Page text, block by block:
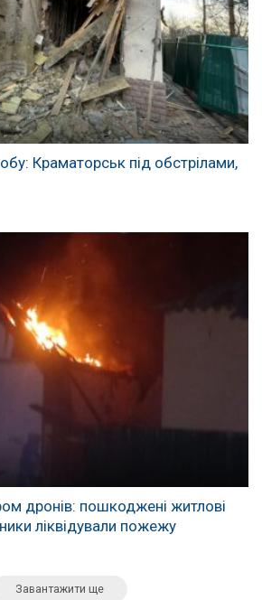
Краматорськ під обстрілами,
дронів: пошкоджені житлові
ліквідували пожежу
Завантажити ще